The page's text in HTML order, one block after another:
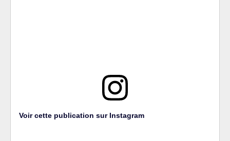
Voir cette publication sur Instagram